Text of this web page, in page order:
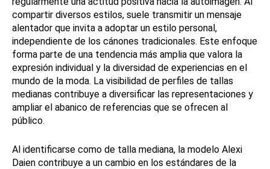
compartir diversos estilos, suele transmitir un mensaje
alentador que invita a adoptar un estilo personal,
independiente de los cánones tradicionales. Este enfoque
forma parte de una tendencia más amplia que valora la
expresión individual y la diversidad de experiencias en el
mundo de la moda. La visibilidad de perfiles de tallas
medianas contribuye a diversificar las representaciones y
ampliar el abanico de referencias que se ofrecen al
público.
Al identificarse como de talla mediana, la modelo Alexi
Daien contribuye a un cambio en los estándares de la